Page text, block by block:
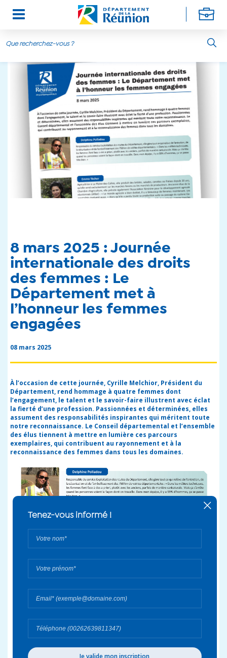
Aller au contenu principal
8 mars 2025 : Journée
internationale des droits
des femmes : Le
Département met à
l’honneur les femmes
engagées
08 mars 2025
À l’occasion de cette journée, Cyrille Melchior, Président du
Département, rend hommage à quatre femmes dont
l’engagement, le talent et le savoir-faire illustrent avec éclat
la fierté d’une profession. Passionnées et déterminées, elles
assument des responsabilités inspirantes qui méritent toute
notre reconnaissance. Le Conseil départemental et l’ensemble
des élus tiennent à mettre en lumière ces parcours
exemplaires, qui contribuent au rayonnement et à la
reconnaissance des femmes dans tous les domaines.
+
Tenez-vous informé !
nom*
prénom*
email*
numéro
téléphone